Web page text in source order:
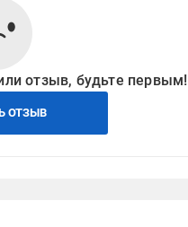
отзыв, будьте первым!
ОТЗЫВ